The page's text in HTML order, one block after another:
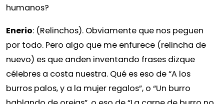
humanos?
Enerio: (Relinchos). Obviamente que nos peguen
por todo. Pero algo que me enfurece (relincha de
nuevo) es que anden inventando frases dizque
célebres a costa nuestra. Qué es eso de “A los
burros palos, y a la mujer regalos”, o “Un burro